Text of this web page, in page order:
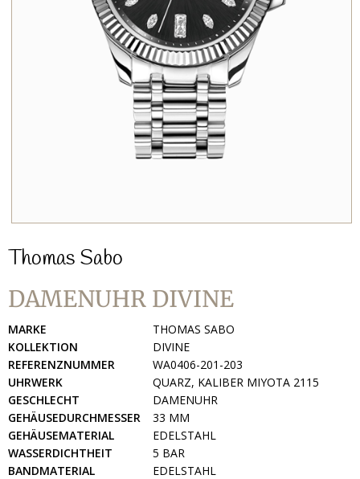
Thomas Sabo
DAMENUHR DIVINE
MARKE
THOMAS SABO
KOLLEKTION
DIVINE
REFERENZNUMMER
WA0406-201-203
UHRWERK
QUARZ, KALIBER MIYOTA 2115
GESCHLECHT
DAMENUHR
GEHÄUSEDURCHMESSER
33 MM
GEHÄUSEMATERIAL
EDELSTAHL
WASSERDICHTHEIT
5 BAR
BANDMATERIAL
EDELSTAHL